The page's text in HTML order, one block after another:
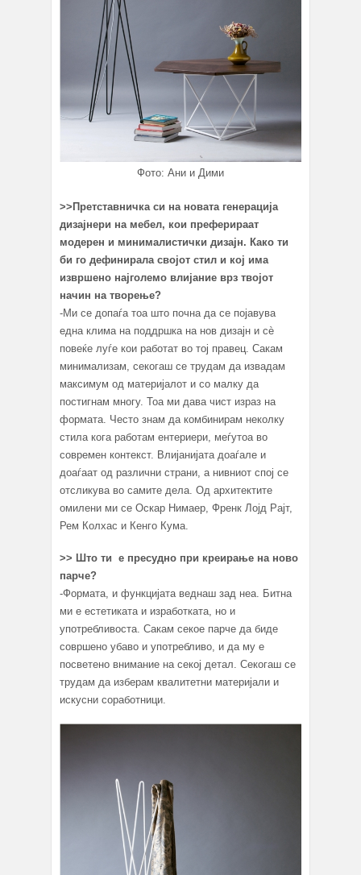
Фото: Ани и Дими
>> Претставничка си на новата генерација
дизајнери на мебел, кои преферираат
модерен и минималистички дизајн. Како ти
би го дефинирала својот стил и кој има
извршено најголемо влијание врз твојот
начин на творење?
-Ми се допаѓа тоа што почна да се појавува
една клима на поддршка на нов дизајн и сѐ
повеќе луѓе кои работат во тој правец. Сакам
минимализам, секогаш се трудам да извадам
максимум од материјалот и со малку да
постигнам многу. Тоа ми дава чист израз на
формата. Често знам да комбинирам неколку
стила кога работам ентериери, меѓутоа во
современ контекст. Влијанијата доаѓале и
доаѓаат од различни страни, а нивниот спој се
отсликува во самите дела. Од архитектите
омилени ми се Оскар Нимаер, Френк Лојд Рајт,
Рем Колхас и Кенго Кума.
>> Што ти е пресудно при креирање на ново
парче?
-Формата, и функцијата веднаш зад неа. Битна
ми е естетиката и изработката, но и
употребливоста. Сакам секое парче да биде
совршено убаво и употребливо, и да му е
посветено внимание на секој детал. Секогаш се
трудам да изберам квалитетни материјали и
искусни соработници.